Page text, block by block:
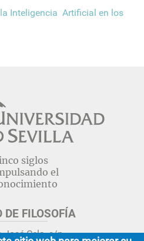
Inteligencia Artificial en los
siglos
el
DE FILOSOFÍA
José Cela, s/n.